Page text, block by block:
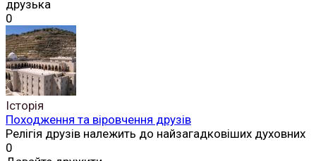
друзька
0
Історія
Походження та віровчення друзів
Релігія друзів належить до найзагадковіших духовних
0